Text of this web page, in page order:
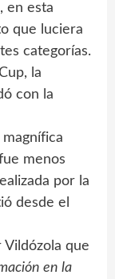
en esta
que luciera
categorías.
la
con la
menos
por la
desde el
Vildózola que
en la